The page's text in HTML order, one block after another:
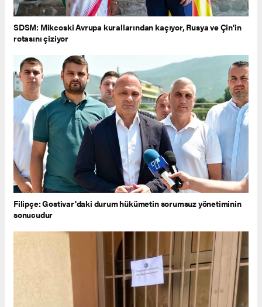
SDSM: Mikcoski Avrupa kurallarından kaçıyor, Rusya ve Çin'in
rotasını çiziyor
Filipçe: Gostivar'daki durum hükümetin sorumsuz yönetiminin
sonucudur